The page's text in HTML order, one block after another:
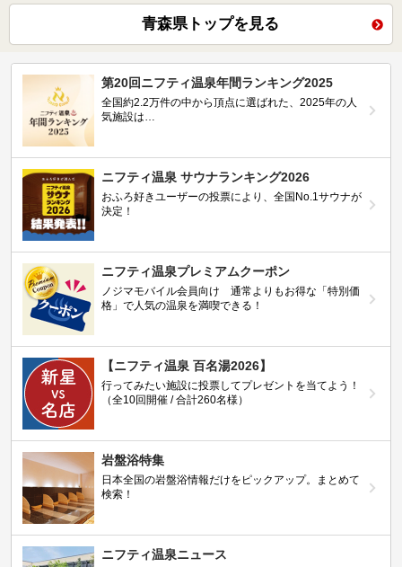
青森県トップを見る
第20回ニフティ温泉年間ランキング2025
全国約2.2万件の中から頂点に選ばれた、2025年の人
気施設は…
ニフティ温泉 サウナランキング2026
おふろ好きユーザーの投票により、全国No.1サウナが
決定！
ニフティ温泉プレミアムクーポン
ノジマモバイル会員向け 通常よりもお得な「特別価
格」で人気の温泉を満喫できる！
【ニフティ温泉 百名湯2026】
行ってみたい施設に投票してプレゼントを当てよう！
（全10回開催 / 合計260名様）
岩盤浴特集
日本全国の岩盤浴情報だけをピックアップ。まとめて
検索！
ニフティ温泉ニュース